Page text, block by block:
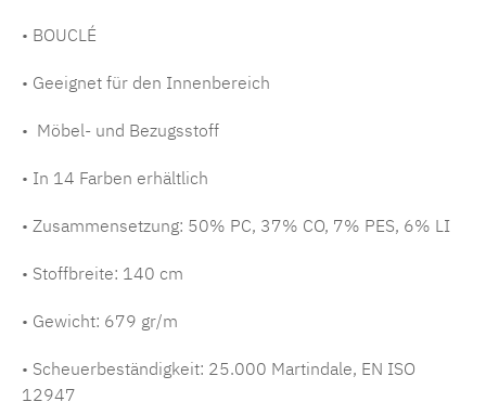
• BOUCLÉ
• Geeignet für den Innenbereich
• Möbel- und Bezugsstoff
• In 14 Farben erhältlich
• Zusammensetzung: 50% PC, 37% CO, 7% PES, 6% LI
• Stoffbreite: 140 cm
• Gewicht: 679 gr/m
• Scheuerbeständigkeit: 25.000 Martindale, EN ISO
12947